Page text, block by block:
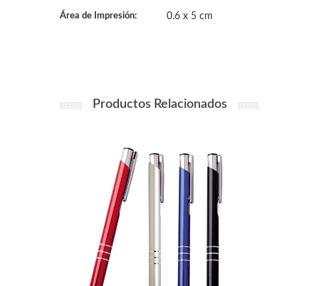
Área de Impresión: 0.6 x 5 cm
Productos Relacionados